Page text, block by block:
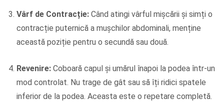
Vârf de Contracție: Când atingi vârful mișcării și simți o
contracție puternică a mușchilor abdominali, menține
această poziție pentru o secundă sau două.
Revenire: Coboară capul și umărul înapoi la podea într-un
mod controlat. Nu trage de gât sau să îți ridici spatele
inferior de la podea. Aceasta este o repetare completă.